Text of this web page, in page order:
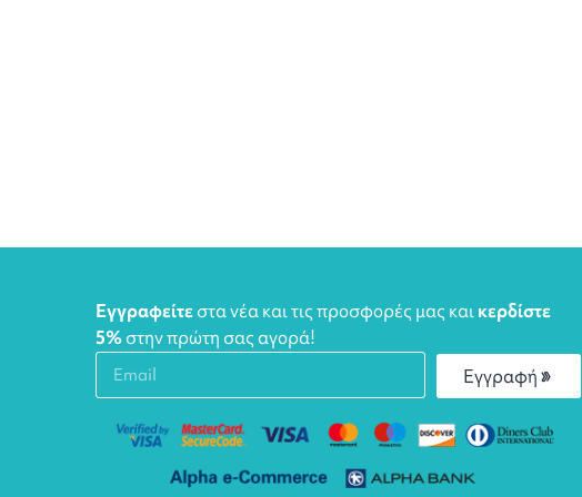
Εγγραφείτεστα νέα και τις προσφορές μας καικερδίστε
5%στην πρώτη σας αγορά!
Εγγραφή